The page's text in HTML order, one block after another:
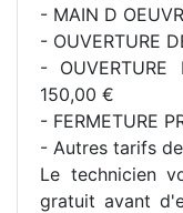
- MAIN D
- OUVERTURE
- OUVERTURE
150,00 €
- FERMETURE
- Autres tarifs
Le technicien
gratuit avant